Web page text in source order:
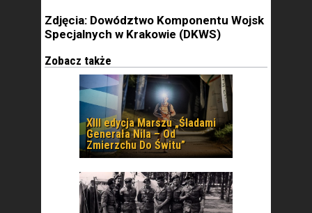
Zdjęcia: Dowództwo Komponentu Wojsk
Specjalnych w Krakowie (DKWS)
Zobacz także
XIII edycja Marszu „Śladami
Generała Nila – Od
Zmierzchu Do Świtu”